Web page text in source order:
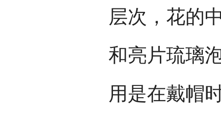
层次，花的
和亮片琉璃
用是在戴帽